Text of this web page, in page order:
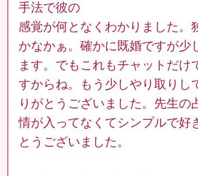
手法で彼の
感覚が何となくわかりました。
かなかぁ。確かに既婚ですが少
ます。でもこれもチャットだけ
すからね。もう少しやり取りし
りがとうございました。先生の
情が入ってなくてシンプルで好
とうございました。